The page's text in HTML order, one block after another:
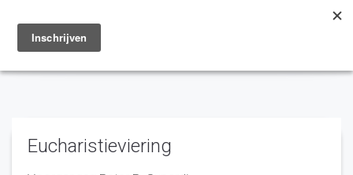
Toggle
navigation
Eucharistieviering